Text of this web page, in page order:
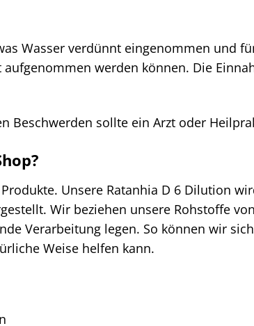
Wasser verdünnt eingenommen und
werden können. Die
Beschwerden sollte ein Arzt oder
Unsere Ratanhia D 6 Dilution
Wir beziehen unsere Rohstoffe
Verarbeitung legen. So können wir
Weise helfen kann.